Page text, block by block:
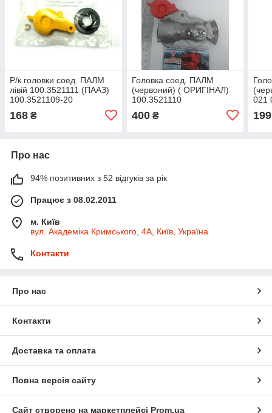
Р/к головки соед. ПАЛМ
лівій 100.3521111 (ПААЗ)
100.3521109-20
168 ₴
Головка соед. ПАЛМ
(червоний) ( ОРИГІНАЛ)
100.3521110
400₴
021
199
Про нас
94% позитивних з 52 відгуків за рік
Працює з 08.02.2011
м. Київ
вул. Академіка Кримського, 4А, Київ, Україна
Контакти
Про нас
Контакти
Доставка та оплата
Повна версія сайту
Сайт створено на маркетплейсі Prom.ua